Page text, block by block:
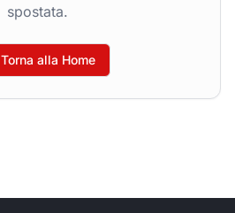
spostata.
Torna alla Home